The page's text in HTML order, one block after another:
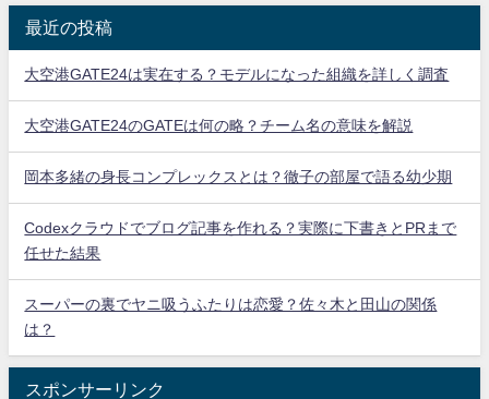
最近の投稿
大空港GATE24は実在する？モデルになった組織を詳しく調査
大空港GATE24のGATEは何の略？チーム名の意味を解説
岡本多緒の身長コンプレックスとは？徹子の部屋で語る幼少期
Codexクラウドでブログ記事を作れる？実際に下書きとPRまで
任せた結果
スーパーの裏でヤニ吸うふたりは恋愛？佐々木と田山の関係
は？
スポンサーリンク